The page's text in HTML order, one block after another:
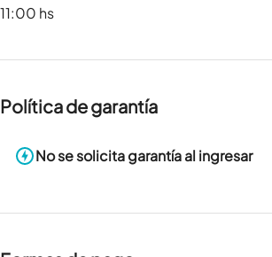
11:00 hs
Política de garantía
No se solicita garantía al ingresar